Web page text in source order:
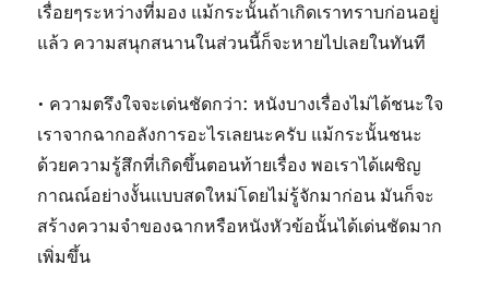
เรื่อยๆระหว่างที่มอง แม้กระนั้นถ้าเกิดเราทราบก่อนอยู่
แล้ว ความสนุกสนานในส่วนนี้ก็จะหายไปเลยในทันที
• ความตรึงใจจะเด่นชัดกว่า: หนังบางเรื่องไม่ได้ชนะใจ
เราจากฉากอลังการอะไรเลยนะครับ แม้กระนั้นชนะ
ด้วยความรู้สึกที่เกิดขึ้นตอนท้ายเรื่อง พอเราได้เผชิญ
กาณณ์อย่างงั้นแบบสดใหม่โดยไม่รู้จักมาก่อน มันก็จะ
สร้างความจำของฉากหรือหนังหัวข้อนั้นได้เด่นชัดมาก
เพิ่มขึ้น